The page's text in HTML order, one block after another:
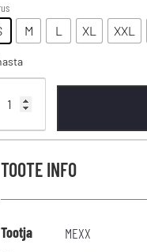
M L XL XXL
TOOTE INFO
Tootja
MEXX